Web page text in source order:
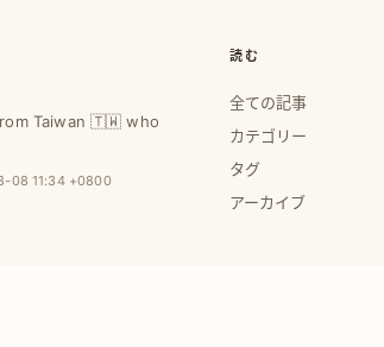
Taiwan 🇹🇼 who
08 11:34 +0800
読む
全ての記事
カテゴリー
タグ
アーカイブ